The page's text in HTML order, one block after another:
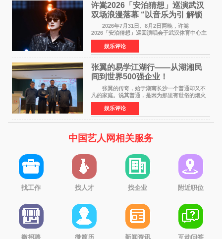
许嵩2026「安泊猜想」巡演武汉
双场浪漫落幕 “以音乐为引 解锁
江城记忆”
2026年7月31日、8月2日两晚，许嵩
2026「安泊猜想」巡回演唱会于武汉体育中心主
体育场盛大开唱。许嵩与数万歌迷在此相聚，从
浪漫惬意的舞台设计到充满诚意与惊喜的现场互
动，共同开启了一场关于
娱乐评论
张翼的易学江湖行——从湖湘民
间到世界500强企业！
张翼的传奇，始于湖南长沙一个普通却又不
凡的家庭。说其普通，是因为那里有世俗的烟火
气；说其不凡，是因为家中有一位洞悉天地玄机
的长者——他的爷爷。作为当地的风水师，爷爷
是张翼走进易学
娱乐评论
中国艺人网相关服务
找工作 找人才 找企业 附近职位
微招聘 微简历 新闻资讯 互动问答